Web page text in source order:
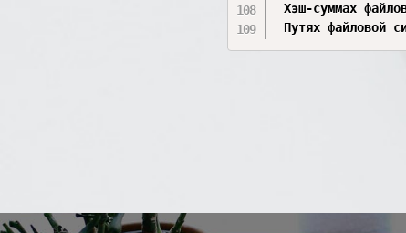
Хэш-суммах
Путях файловой